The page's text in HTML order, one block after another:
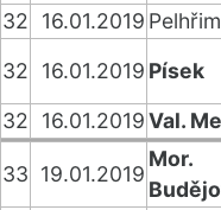
32
16.01.2019
32
16.01.2019 Písek
32
16.01.2019Val.
33 19.01.2019
Mor.